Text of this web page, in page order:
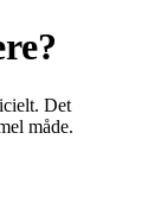
Det
måde.